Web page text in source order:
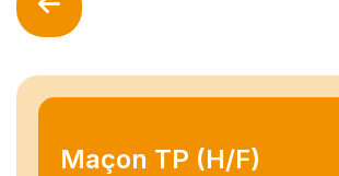
Maçon TP (H/F)